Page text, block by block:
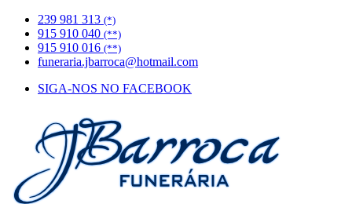
239 981 313 (*)
915 910 040 (**)
915 910 016 (**)
funeraria.jbarroca@hotmail.com
SIGA-NOS NO FACEBOOK